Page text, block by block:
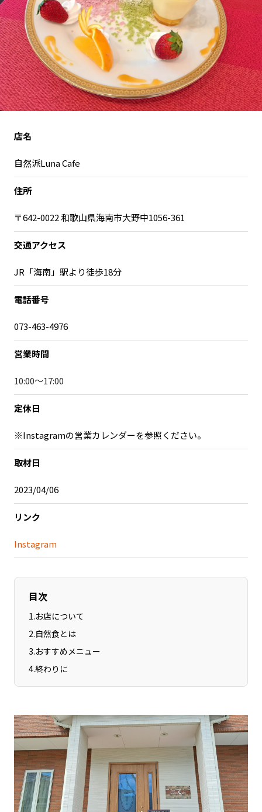
鳥取エリア
島根エリア
岡山エリア
広島エリア
山口エリア
徳島エリア
香川エリア
愛媛エリア
高知エリア
福岡エリア
佐賀エリア
長崎エリア
熊本エリア
大分エリア
宮崎エリア
特集コンテンツ
地域を代表する 企業100選
プレスリリース
Localist
イベント
Sporkle
「人」から探す
記事ライター
お問い合わせ 会社概要
店名
自然派Luna Cafe
住所
〒642-0022 和歌山県海南市大野中1056-361
交通アクセス
JR「海南」駅より徒歩18分
電話番号
073-463-4976
営業時間
10:00～17:00
定休日
※Instagramの営業カレンダーを参照ください。
取材日
2023/04/06
リンク
Instagram
目次
1.お店について
2.自然食とは
3.おすすめメニュー
4.終わりに